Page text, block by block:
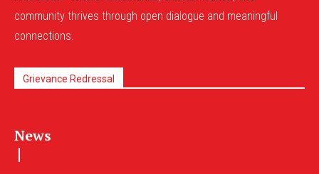
community thrives through open dialogue and meaningful
connections.
Grievance Redressal
News